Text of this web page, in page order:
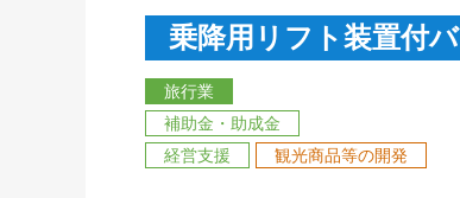
乗降用リフト装置付
旅行業
補助金・助成金
経営支援
観光商品等の開発